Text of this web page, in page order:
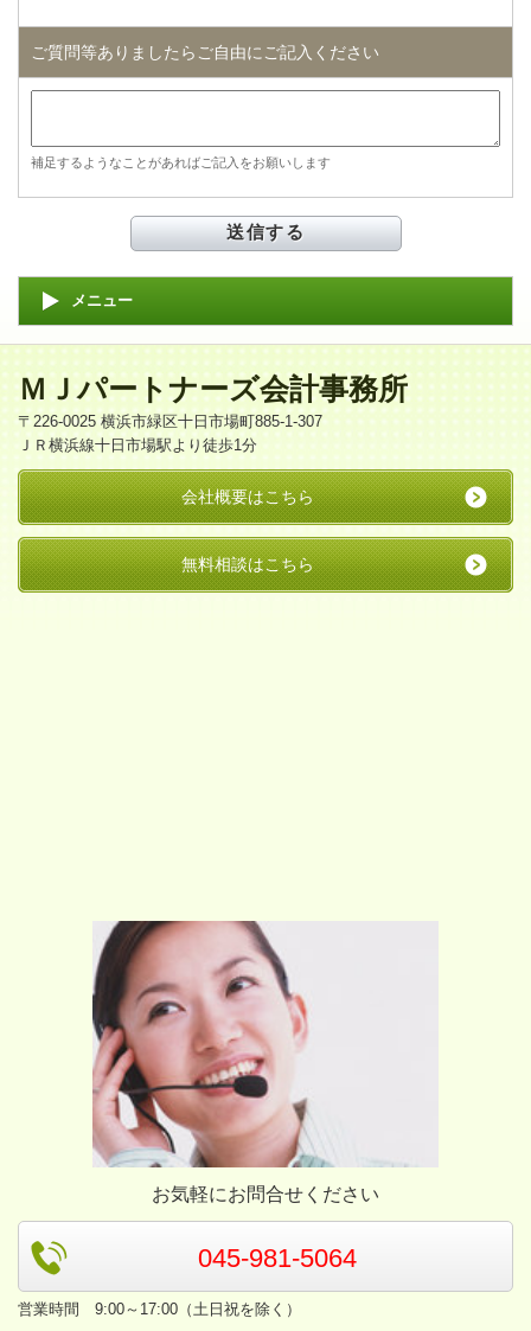
ご質問等ありましたらご自由にご記入ください
補足するようなことがあればご記入をお願いします
メニュー
ＭＪパートナーズ会計事務所
〒226-0025 横浜市緑区十日市場町885-1-307
ＪＲ横浜線十日市場駅より徒歩1分
会社概要はこちら
無料相談はこちら
お気軽にお問合せください
045-981-5064
営業時間 9:00～17:00（土日祝を除く）